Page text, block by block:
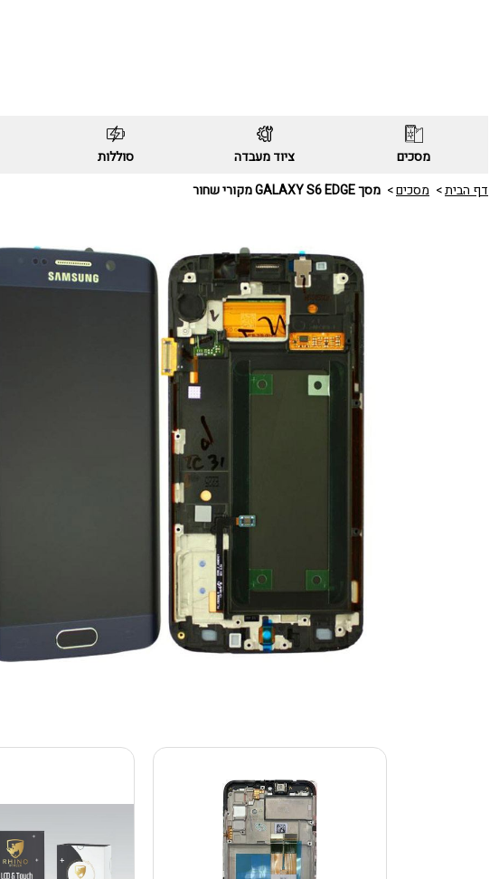
מסכים ציוד מעבדה סוללות
דף הבית
מסכים מסך GALAXY S6 EDGE מקורי שחור